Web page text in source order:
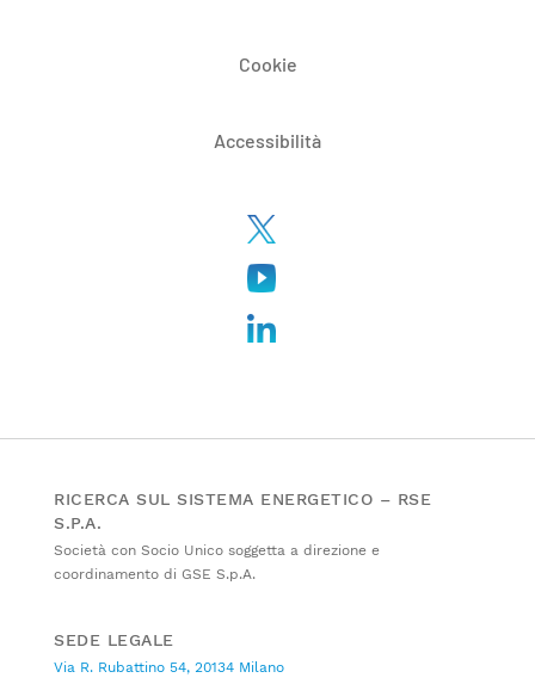
Cookie
Accessibilità
RICERCA SUL SISTEMA ENERGETICO – RSE
S.P.A.
Società con Socio Unico soggetta a direzione e
coordinamento di GSE S.p.A.
SEDE LEGALE
Via R. Rubattino 54, 20134 Milano